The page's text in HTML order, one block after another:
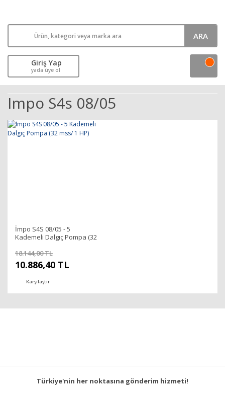
ARA
Giriş Yap
yada üye ol
Impo S4s 08/05
İmpo S4S 08/05 - 5
Kademeli Dalgıç Pompa (32
18.144,00 TL
10.886,40 TL
Karşılaştır
Türkiye'nin her noktasına gönderim hizmeti!